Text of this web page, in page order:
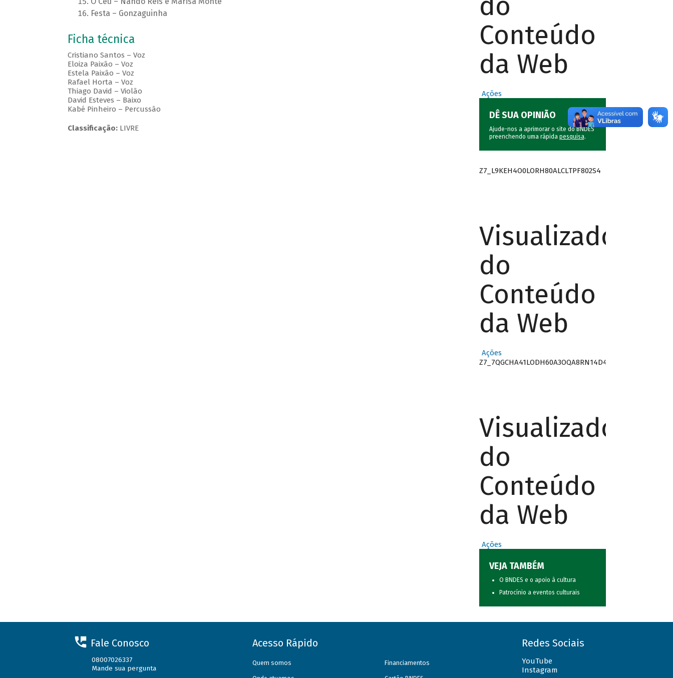
Festa – Gonzaguinha
Ficha técnica
Cristiano Santos – Voz
Eloiza Paixão – Voz
Estela Paixão – Voz
Rafael Horta – Voz
Thiago David – Violão
David Esteves – Baixo
Kabé Pinheiro – Percussão
Classificação:LIVRE
Conteúdo
da Web
Ações
DÊ SUA OPINIÃO
Ajude-nos a aprimorar o site do BNDES
preenchendo uma rápida pesquisa.
Z7_L9KEH4O0LORH80ALCLTPF802S4
Visualizador
do
Conteúdo
da Web
Ações
Z7_7QGCHA41LODH60A3OQA8RN14D4
Visualizador
do
Conteúdo
da Web
Ações
VEJA TAMBÉM
O BNDES e o apoio à cultura
Patrocínio a eventos culturais
Fale Conosco
08007026337
Mande sua pergunta
Acesso Rápido
Quem somos Financiamentos
Redes Sociais
YouTube
Instagram